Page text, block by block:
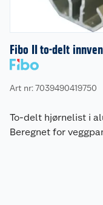
Fibo II to-delt
Art nr: 7039490419750
To-delt hjørnelist i
Beregnet for